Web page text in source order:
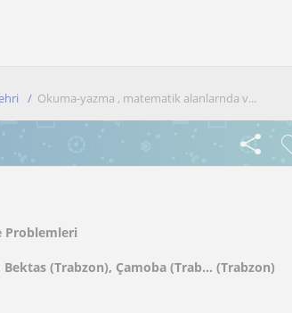
Okuma-yazma , matematik alanlarnda v...
Problemleri
(Trabzon), Çamoba (Trab... (Trabzon)